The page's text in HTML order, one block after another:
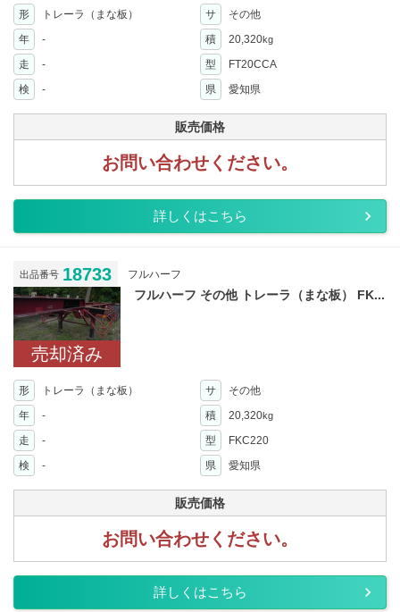
形 トレーラ（まな板） サ
その他
年
- 積 20,320kg
走 - 型
FT20CCA
検
- 県 愛知県
販売価格
お問い合わせください。
詳しくはこちら
出品番号 18733 フルハーフ
売却済み
フルハーフ その他 トレーラ（まな板） FK...
形 トレーラ（まな板） サ
その他
年
- 積 20,320kg
走 - 型
FKC220
検
- 県 愛知県
販売価格
お問い合わせください。
詳しくはこちら